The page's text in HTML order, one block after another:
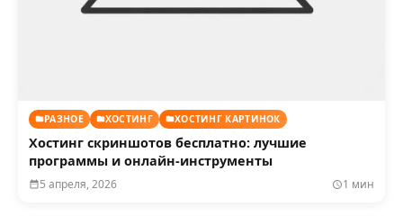
РАЗНОЕ ХОСТИНГ ХОСТИНГ КАРТИНОК
Хостинг скриншотов бесплатно: лучшие
программы и онлайн-инструменты
5 апреля, 2026 1 мин